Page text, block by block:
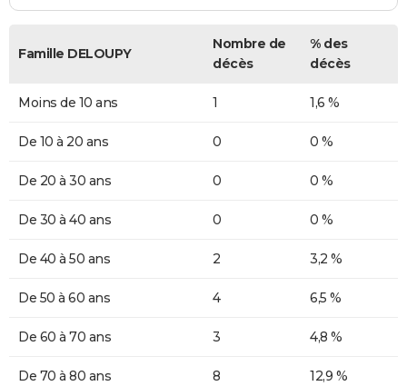
Famille DELOUPY
Nombre de
décès
% des
décès
Moins de 10 ans 1 1,6 %
De 10 à 20 ans 0 0 %
De 20 à 30 ans 0 0 %
De 30 à 40 ans 0 0 %
De 40 à 50 ans 2 3,2 %
De 50 à 60 ans 4 6,5 %
De 60 à 70 ans 3 4,8 %
De 70 à 80 ans 8 12,9 %